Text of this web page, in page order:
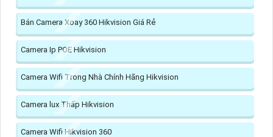
Bán Camera Xoay 360 Hikvision Giá Rẻ
Camera Ip POE Hikvision
Camera Wifi Trong Nhà Chính Hãng Hikvision
Camera lux Thấp Hikvision
Camera Wifi Hikvision 360